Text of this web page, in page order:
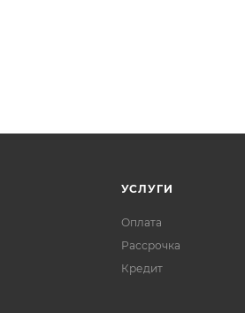
УСЛУГИ
Оплата
Рассрочка
Кредит